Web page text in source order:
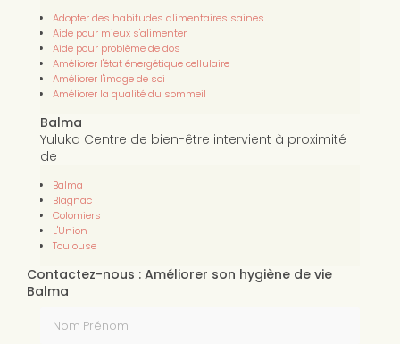
Adopter des habitudes alimentaires saines
Aide pour mieux s'alimenter
Aide pour problème de dos
Améliorer l'état énergétique cellulaire
Améliorer l'image de soi
Améliorer la qualité du sommeil
Balma
Yuluka Centre de bien-être intervient à proximité
de :
Balma
Blagnac
Colomiers
L'Union
Toulouse
Contactez-nous : Améliorer son hygiène de vie
Balma